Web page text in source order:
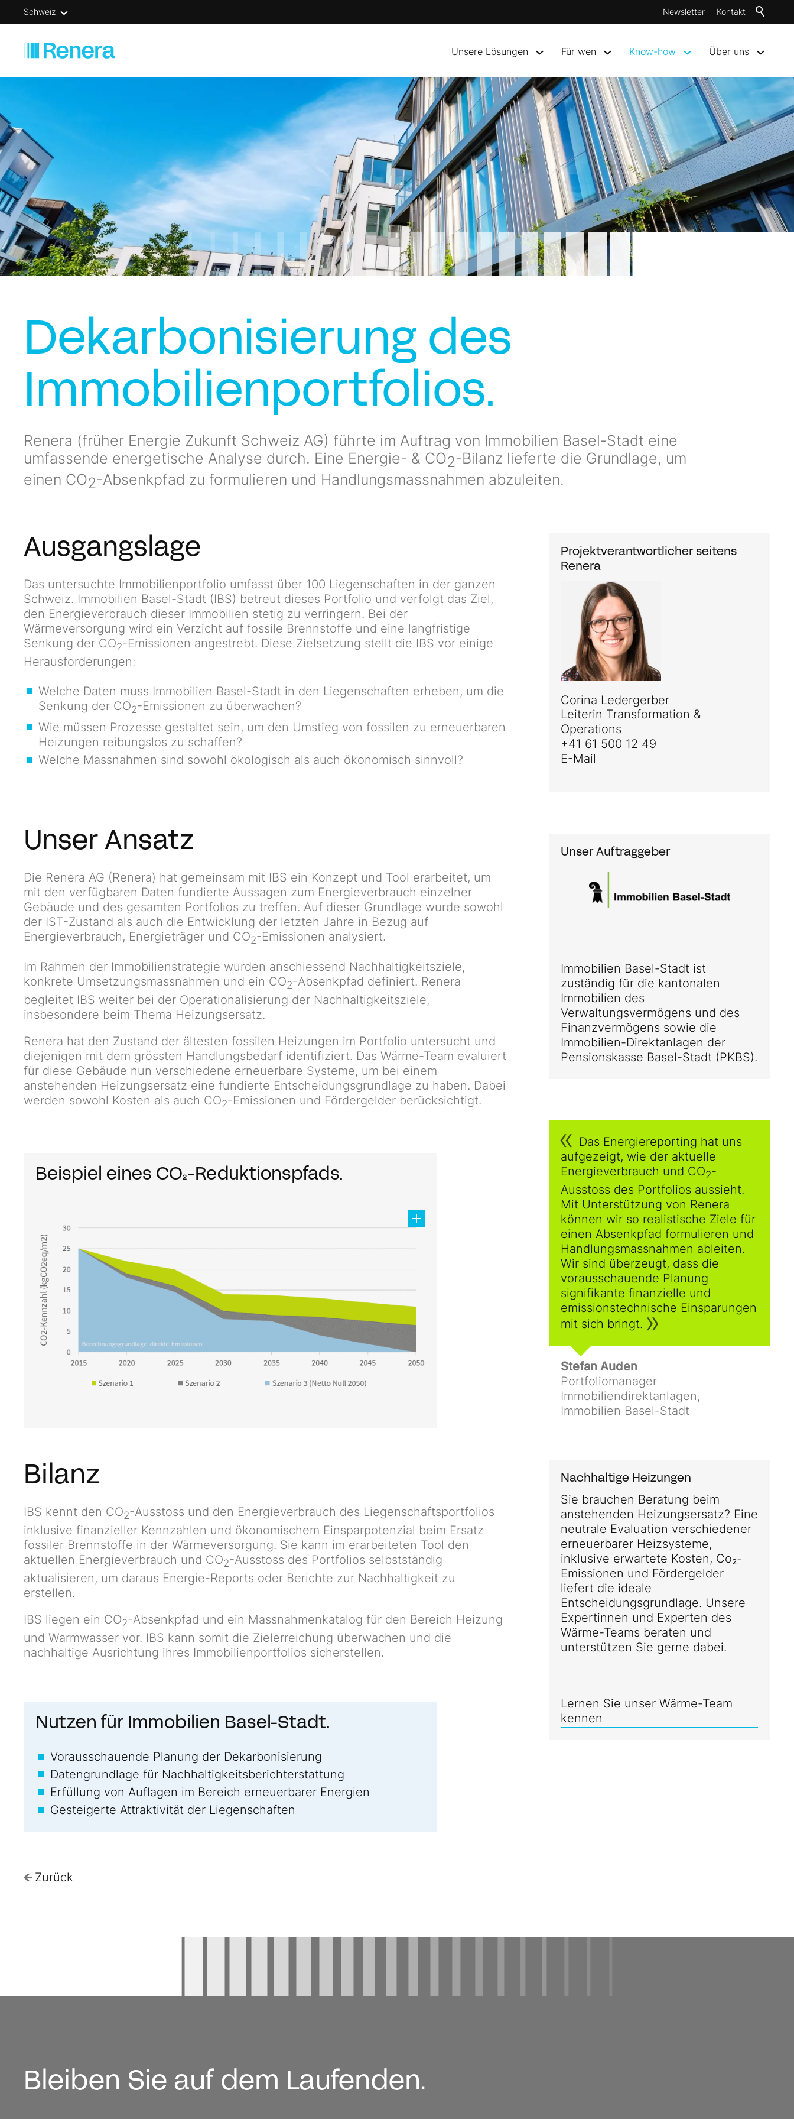
Newsletter Kontakt
Schweiz
Unsere Lösungen Für wen Know-how Über uns
Dekarbonisierung des
Immobilienportfolios.
Renera (früher Energie Zukunft Schweiz AG) führte im Auftrag von Immobilien Basel-Stadt eine
umfassende energetische Analyse durch. Eine Energie- & CO2-Bilanz lieferte die Grundlage, um
einen CO2-Absenkpfad zu formulieren und Handlungsmassnahmen abzuleiten.
Ausgangslage
Das untersuchte Immobilienportfolio umfasst über 100 Liegenschaften in der ganzen
Schweiz. Immobilien Basel-Stadt (IBS) betreut dieses Portfolio und verfolgt das Ziel,
den Energieverbrauch dieser Immobilien stetig zu verringern. Bei der
Wärmeversorgung wird ein Verzicht auf fossile Brennstoffe und eine langfristige
Senkung der CO2-Emissionen angestrebt. Diese Zielsetzung stellt die IBS vor einige
Herausforderungen:
Welche Daten muss Immobilien Basel-Stadt in den Liegenschaften erheben, um die
Senkung der CO2-Emissionen zu überwachen?
Wie müssen Prozesse gestaltet sein, um den Umstieg von fossilen zu erneuerbaren
Heizungen reibungslos zu schaffen?
Welche Massnahmen sind sowohl ökologisch als auch ökonomisch sinnvoll?
Unser Ansatz
Die Renera AG (Renera) hat gemeinsam mit IBS ein Konzept und Tool erarbeitet, um
mit den verfügbaren Daten fundierte Aussagen zum Energieverbrauch einzelner
Gebäude und des gesamten Portfolios zu treffen. Auf dieser Grundlage wurde sowohl
der IST-Zustand als auch die Entwicklung der letzten Jahre in Bezug auf
Energieverbrauch, Energieträger und CO2-Emissionen analysiert.
Im Rahmen der Immobilienstrategie wurden anschiessend Nachhaltigkeitsziele,
konkrete Umsetzungsmassnahmen und ein CO2-Absenkpfad definiert. Renera
begleitet IBS weiter bei der Operationalisierung der Nachhaltigkeitsziele,
insbesondere beim Thema Heizungsersatz.
Renera hat den Zustand der ältesten fossilen Heizungen im Portfolio untersucht und
diejenigen mit dem grössten Handlungsbedarf identifiziert. Das Wärme-Team evaluiert
für diese Gebäude nun verschiedene erneuerbare Systeme, um bei einem
anstehenden Heizungsersatz eine fundierte Entscheidungsgrundlage zu haben. Dabei
werden sowohl Kosten als auch CO2-Emissionen und Fördergelder berücksichtigt.
Beispiel eines CO₂-Reduktionspfads.
Bilanz
IBS kennt den CO2-Ausstoss und den Energieverbrauch des Liegenschaftsportfolios
inklusive finanzieller Kennzahlen und ökonomischem Einsparpotenzial beim Ersatz
fossiler Brennstoffe in der Wärmeversorgung. Sie kann im erarbeiteten Tool den
aktuellen Energieverbrauch und CO2-Ausstoss des Portfolios selbstständig
aktualisieren, um daraus Energie-Reports oder Berichte zur Nachhaltigkeit zu
erstellen.
IBS liegen ein CO2-Absenkpfad und ein Massnahmenkatalog für den Bereich Heizung
und Warmwasser vor. IBS kann somit die Zielerreichung überwachen und die
nachhaltige Ausrichtung ihres Immobilienportfolios sicherstellen.
Nutzen für Immobilien Basel-Stadt.
Vorausschauende Planung der Dekarbonisierung
Datengrundlage für Nachhaltigkeitsberichterstattung
Erfüllung von Auflagen im Bereich erneuerbarer Energien
Gesteigerte Attraktivität der Liegenschaften
Zurück
Projektverantwortlicher seitens
Renera
Corina Ledergerber
Leiterin Transformation &
Operations
+41 61 500 12 49
E-Mail
Unser Auftraggeber
Immobilien Basel-Stadt ist
zuständig für die kantonalen
Immobilien des
Verwaltungsvermögens und des
Finanzvermögens sowie die
Immobilien-Direktanlagen der
Pensionskasse Basel-Stadt (PKBS).
Das Energiereporting hat uns
aufgezeigt, wie der aktuelle
Energieverbrauch und CO2-
Ausstoss des Portfolios aussieht.
Mit Unterstützung von Renera
können wir so realistische Ziele für
einen Absenkpfad formulieren und
Handlungsmassnahmen ableiten.
Wir sind überzeugt, dass die
vorausschauende Planung
signifikante finanzielle und
emissionstechnische Einsparungen
mit sich bringt.
Stefan Auden
Portfoliomanager
Immobiliendirektanlagen,
Immobilien Basel-Stadt
Nachhaltige Heizungen
Sie brauchen Beratung beim
anstehenden Heizungsersatz? Eine
neutrale Evaluation verschiedener
erneuerbarer Heizsysteme,
inklusive erwartete Kosten, Co₂-
Emissionen und Fördergelder
liefert die ideale
Entscheidungsgrundlage. Unsere
Expertinnen und Experten des
Wärme-Teams beraten und
unterstützen Sie gerne dabei.
Lernen Sie unser Wärme-Team
kennen
Bleiben Sie auf dem Laufenden.